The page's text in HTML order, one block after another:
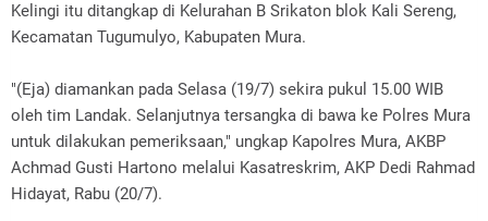
Kelingi itu ditangkap di Kelurahan B Srikaton blok Kali Sereng,
Kecamatan Tugumulyo, Kabupaten Mura.
"(Eja) diamankan pada Selasa (19/7) sekira pukul 15.00 WIB
oleh tim Landak. Selanjutnya tersangka di bawa ke Polres Mura
untuk dilakukan pemeriksaan," ungkap Kapolres Mura, AKBP
Achmad Gusti Hartono melalui Kasatreskrim, AKP Dedi Rahmad
Hidayat, Rabu (20/7).